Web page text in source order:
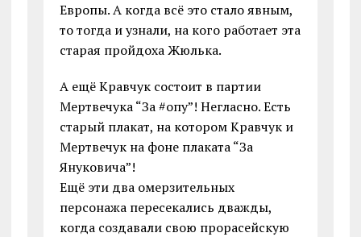
Европы. А когда всё это стало явным,
то тогда и узнали, на кого работает эта
старая пройдоха Жюлька.
А ещё Кравчук состоит в партии
Мертвечука “За #опу”! Негласно. Есть
старый плакат, на котором Кравчук и
Мертвечук на фоне плаката “За
Януковича”!
Ещё эти два омерзительных
персонажа пересекались дважды,
когда создавали свою прорасейскую